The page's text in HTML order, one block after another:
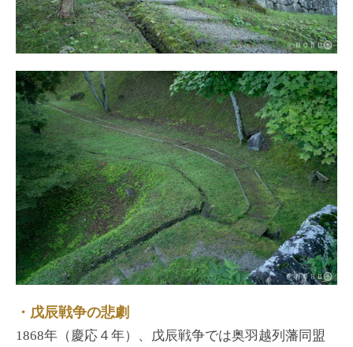
・戊辰戦争の悲劇
1868年（慶応４年）、戊辰戦争では奥羽越列藩同盟